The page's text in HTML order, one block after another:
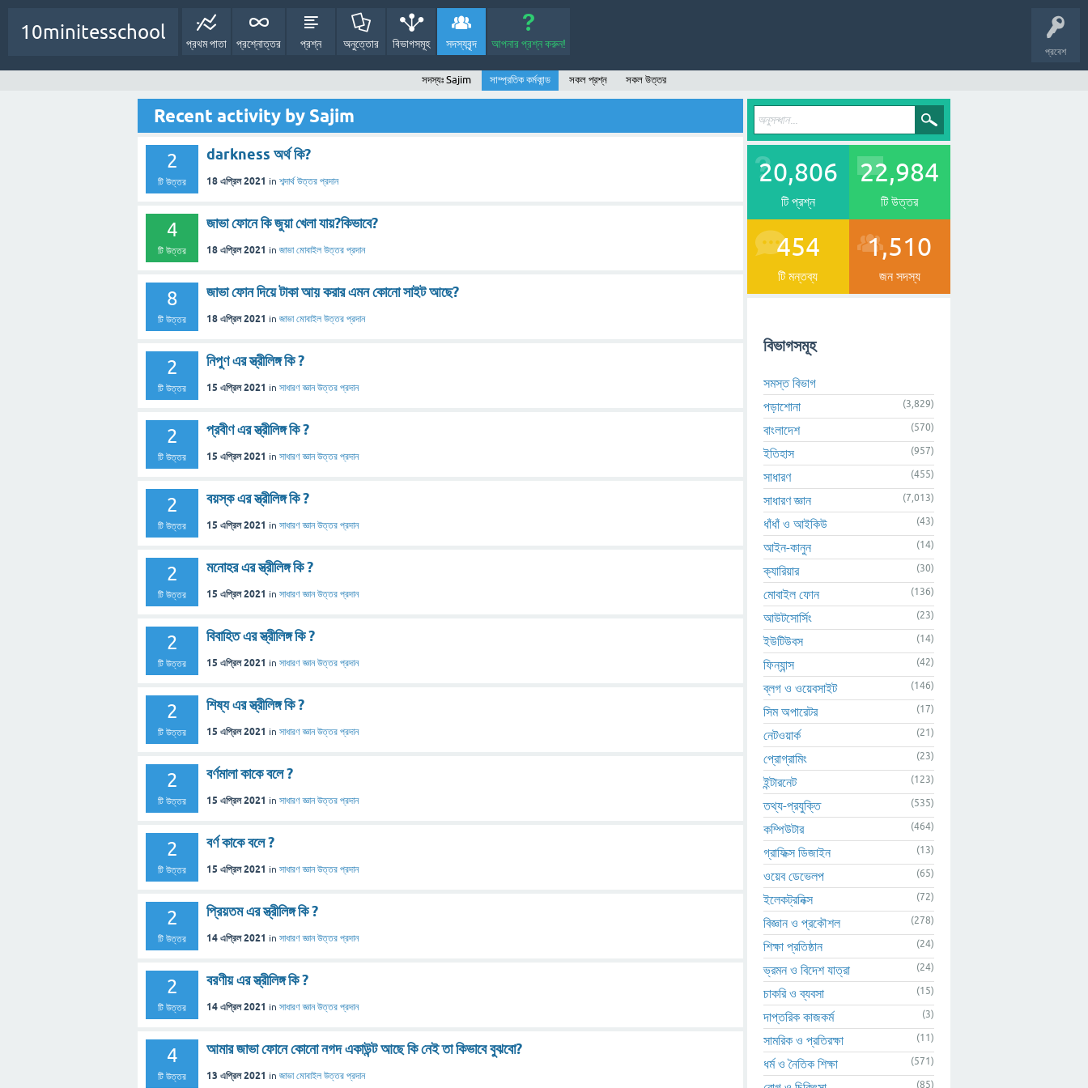
প্রবেশ
10minitesschool
প্রথম পাতা প্রশ্নোত্তর প্রশ্ন অনুত্তোর বিভাগসমূহ সদস্যবৃন্দ আপনার প্রশ্ন করুন!
সদস্যঃ Sajim সাম্প্রতিক কর্মকান্ড সকল প্রশ্ন সকল উত্তর
Recent activity by Sajim
2
টি উত্তর
darkness অর্থ কি?
18 এপ্রিল 2021 in শব্দার্থ উত্তর প্রদান
4
টি উত্তর
জাভা ফোনে কি জুয়া খেলা যায়?কিভাবে?
18 এপ্রিল 2021 in জাভা মোবাইল উত্তর প্রদান
8
টি উত্তর
জাভা ফোন দিয়ে টাকা আয় করার এমন কোনো সাইট আছে?
18 এপ্রিল 2021 in জাভা মোবাইল উত্তর প্রদান
2
টি উত্তর
নিপুণ এর স্ত্রীলিঙ্গ কি ?
15 এপ্রিল 2021 in সাধারণ জ্ঞান উত্তর প্রদান
2
টি উত্তর
প্রবীণ এর স্ত্রীলিঙ্গ কি ?
15 এপ্রিল 2021 in সাধারণ জ্ঞান উত্তর প্রদান
2
টি উত্তর
বয়স্ক এর স্ত্রীলিঙ্গ কি ?
15 এপ্রিল 2021 in সাধারণ জ্ঞান উত্তর প্রদান
2
টি উত্তর
মনোহর এর স্ত্রীলিঙ্গ কি ?
15 এপ্রিল 2021 in সাধারণ জ্ঞান উত্তর প্রদান
2
টি উত্তর
বিবাহিত এর স্ত্রীলিঙ্গ কি ?
15 এপ্রিল 2021 in সাধারণ জ্ঞান উত্তর প্রদান
2
টি উত্তর
শিষ্য এর স্ত্রীলিঙ্গ কি ?
15 এপ্রিল 2021 in সাধারণ জ্ঞান উত্তর প্রদান
2
টি উত্তর
বর্ণমালা কাকে বলে ?
15 এপ্রিল 2021 in সাধারণ জ্ঞান উত্তর প্রদান
2
টি উত্তর
বর্ণ কাকে বলে ?
15 এপ্রিল 2021 in সাধারণ জ্ঞান উত্তর প্রদান
2
টি উত্তর
প্রিয়তম এর স্ত্রীলিঙ্গ কি ?
14 এপ্রিল 2021 in সাধারণ জ্ঞান উত্তর প্রদান
2
টি উত্তর
বরণীয় এর স্ত্রীলিঙ্গ কি ?
14 এপ্রিল 2021 in সাধারণ জ্ঞান উত্তর প্রদান
4
টি উত্তর
আমার জাভা ফোনে কোনো নগদ একাউন্ট আছে কি নেই তা কিভাবে বুঝবো?
13 এপ্রিল 2021 in জাভা মোবাইল উত্তর প্রদান
20,806
টি প্রশ্ন
22,984
টি উত্তর
454
টি মন্তব্য
1,510
জন সদস্য
বিভাগসমূহ
সমস্ত বিভাগ
পড়াশোনা
(3,829)
বাংলাদেশ (570)
ইতিহাস (957)
সাধারণ (455)
সাধারণ জ্ঞান (7,013)
ধাঁধাঁ ও আইকিউ (43)
আইন-কানুন (14)
ক্যারিয়ার (30)
মোবাইল ফোন (136)
আউটসোর্সিং (23)
ইউটিউবস (14)
ফিন্যান্স (42)
ব্লগ ও ওয়েবসাইট (146)
সিম অপারেটর (17)
নেটওয়ার্ক (21)
প্রোগ্রামিং (23)
ইন্টারনেট (123)
তথ্য-প্রযুক্তি (535)
কম্পিউটার (464)
গ্রাফিক্স ডিজাইন (13)
ওয়েব ডেভেলপ (65)
ইলেকট্রনিক্স (72)
বিজ্ঞান ও প্রকৌশল (278)
শিক্ষা প্রতিষ্ঠান (24)
ভ্রমন ও বিদেশ যাত্রা (24)
চাকরি ও ব্যবসা (15)
দাপ্তরিক কাজকর্ম (3)
সামরিক ও প্রতিরক্ষা (11)
ধর্ম ও নৈতিক শিক্ষা (571)
(85)